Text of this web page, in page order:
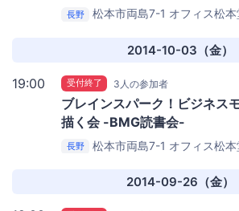
長野 松本市両島7-1 オフィス松本
2014-10-03（金）
19:00 受付終了 3人の参加者
ブレインスパーク！ビジネス
描く会 -BMG読書会-
長野 松本市両島7-1 オフィス松本
2014-09-26（金）